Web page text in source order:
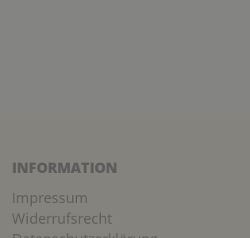
INFORMATION
Impressum
Widerrufsrecht